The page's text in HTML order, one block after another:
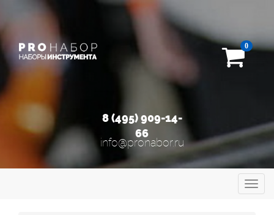
8 (495) 909-14-
66
info@pronabor.ru
0